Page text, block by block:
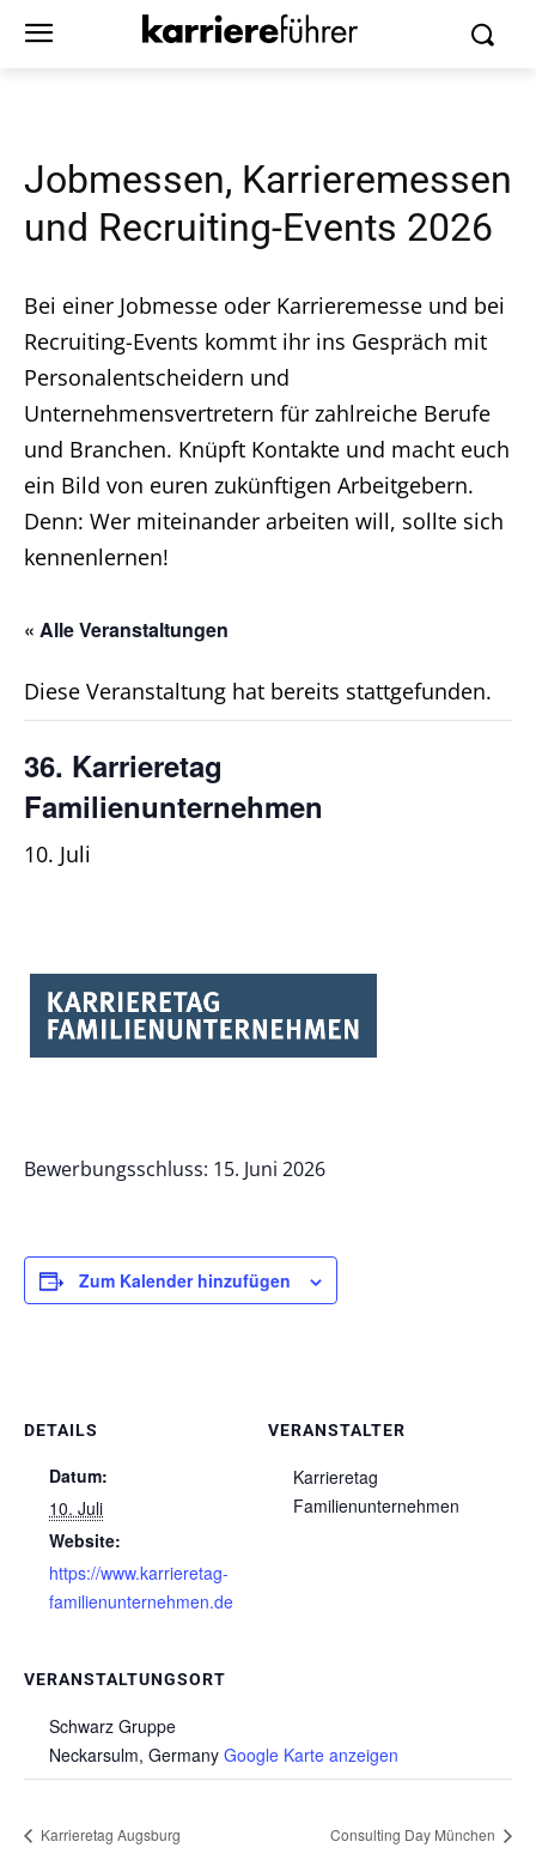
Jobmessen, Karrieremessen
und Recruiting-Events 2026
Bei einer Jobmesse oder Karrieremesse und bei
Recruiting-Events kommt ihr ins Gespräch mit
Personalentscheidern und
Unternehmensvertretern für zahlreiche Berufe
und Branchen. Knüpft Kontakte und macht euch
ein Bild von euren zukünftigen Arbeitgebern.
Denn: Wer miteinander arbeiten will, sollte sich
kennenlernen!
« Alle Veranstaltungen
Diese Veranstaltung hat bereits stattgefunden.
36. Karrieretag
Familienunternehmen
10. Juli
Bewerbungsschluss: 15. Juni 2026
Zum Kalender hinzufügen
DETAILS
Datum:
10. Juli
Website:
https://www.karrieretag-
familienunternehmen.de
VERANSTALTUNGSORT
Schwarz Gruppe
Neckarsulm, Germany Google Karte anzeigen
VERANSTALTER
Karrieretag
Familienunternehmen
Karrieretag Augsburg Consulting Day München